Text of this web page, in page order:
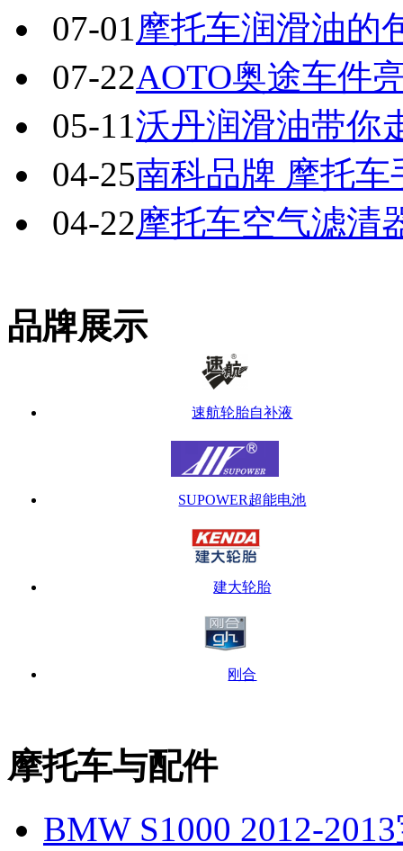
07-01摩托车润滑油的
07-22AOTO奥途车件
05-11沃丹润滑油带你
04-25南科品牌 摩托车
04-22摩托车空气滤清
品牌展示
速航轮胎自补液
SUPOWER超能电池
建大轮胎
刚合
摩托车与配件
BMW S1000 2012-